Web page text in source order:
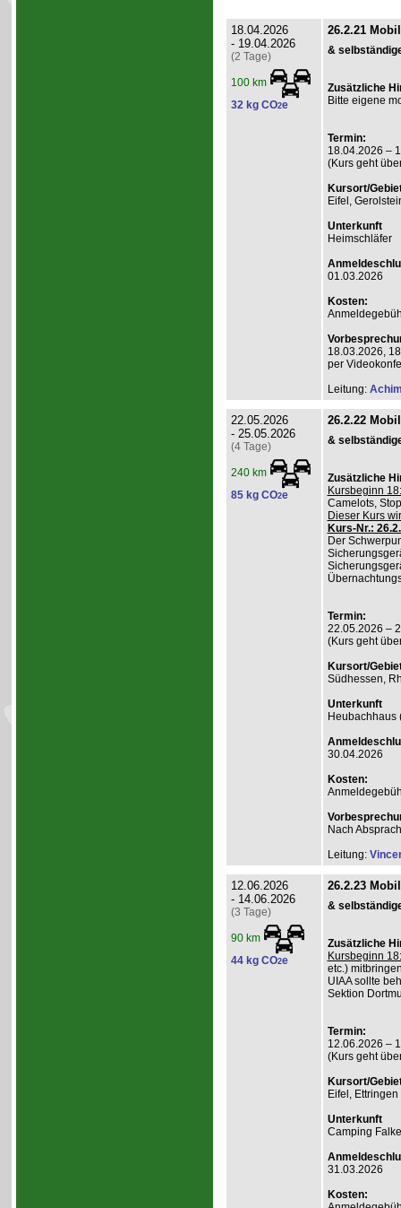
18.04.2026
- 19.04.2026
(2 Tage)
100 km
32 kg CO2e
26.2.21
&
Zusätzliche
Bitte eigene
Termin:
18.04.2026 –
(Kurs geht
Kursort/
Eifel,
Unterkunft
Heimschläfer
01.03.2026
Kosten:
18.03.2026,
per
Leitung:
22.05.2026
- 25.05.2026
(4 Tage)
240 km
85 kg CO2e
26.2.22
&
Zusätzliche
Kursbeginn
Camelots,
Dieser Kurs
Kurs-Nr.:
Der
Termin:
22.05.2026 –
(Kurs geht
Kursort/
Südhessen,
Unterkunft
Heubachhaus
30.04.2026
Kosten:
Nach
Leitung:
12.06.2026
- 14.06.2026
(3 Tage)
90 km
44 kg CO2e
26.2.23
&
Zusätzliche
Kursbeginn
etc.)
UIAA sollte
Sektion
Termin:
12.06.2026 –
(Kurs geht
Kursort/
Eifel,
Unterkunft
Camping
31.03.2026
Kosten: